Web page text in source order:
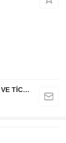
SAURUS YÜKLEME SİSTEMLERİ MAK. SAN. VE TİC. LTD. ŞTİ.